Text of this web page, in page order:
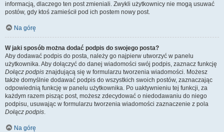
informacją, dlaczego ten post zmieniali. Zwykli użytkownicy nie mogą usuwać
postów, gdy ktoś zamieścił pod ich postem nowy post.
Na górę
W jaki sposób można dodać podpis do swojego posta?
Aby dodawać podpis do posta, należy go najpierw utworzyć w panelu
użytkownika. Aby dołączyć do danej wiadomości swój podpis, zaznacz funkcję
Dołącz podpis znajdującą się w formularzu tworzenia wiadomości. Możesz
także domyślnie dodawać podpis do wszystkich swoich postów, zaznaczając
odpowiednią funkcję w panelu użytkownika. Po uaktywnieniu tej funkcji, za
każdym razem pisząc post, możesz zdecydować o niedodawaniu do niego
podpisu, usuwając w formularzu tworzenia wiadomości zaznaczenie z pola
Dołącz podpis.
Na górę